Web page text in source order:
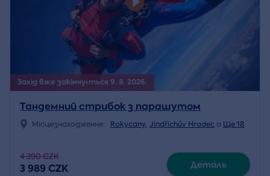
Захід вже закінчується 9. 8. 2026.
Тандемний стрибок з парашутом
Місцезнаходження: Rokycany, Jindřichův Hradec a Ще 18
4 390 CZK
3 989 CZK Деталь